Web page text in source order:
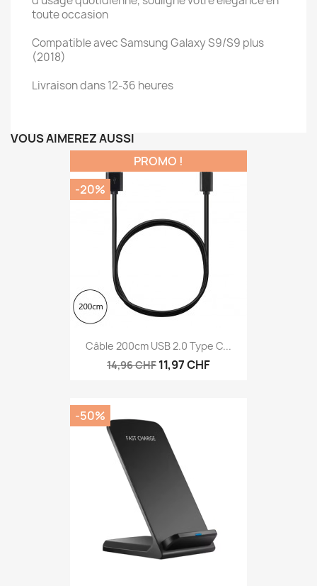
toute occasion
Compatible avec Samsung Galaxy S9/S9 plus
(2018)
Livraison dans 12-36 heures
VOUS AIMEREZ AUSSI
Câble 200cm USB 2.0 Type C...
14,96 CHF 11,97 CHF
PROMO !
-20%
-50%